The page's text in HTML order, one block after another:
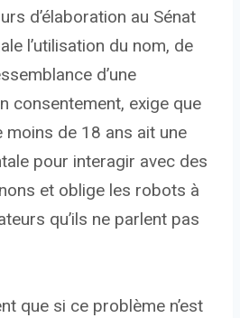
d’élaboration au Sénat
l’utilisation du nom, de
d’une
consentement, exige que
de 18 ans ait une
pour interagir avec des
et oblige les robots à
qu’ils ne parlent pas
que si ce problème n’est